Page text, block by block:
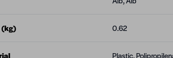
(kg) 0.62
Plastic,